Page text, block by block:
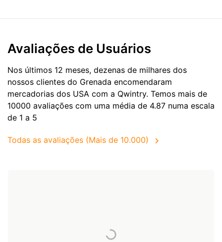
Avaliações de Usuários
Nos últimos 12 meses, dezenas de milhares dos
nossos clientes do Grenada encomendaram
mercadorias dos USA com a Qwintry. Temos mais de
10000 avaliações com uma média de 4.87 numa escala
de 1 a 5
Todas as avaliações (Mais de 10.000)